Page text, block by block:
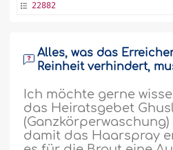
22882
Alles, was das
Reinheit verhindert,
Ich möchte gerne
das Heiratsgebet
damit das Haarspray